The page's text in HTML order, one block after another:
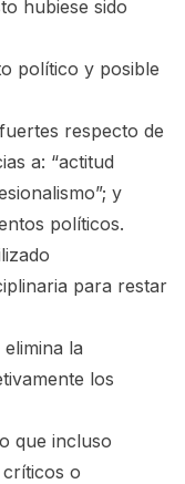
hubiese sido
político y posible
respecto de
a: “actitud
y
políticos.
para restar
la
los
que incluso
o